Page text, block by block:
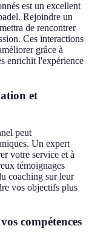
est un excellent
Rejoindre un
de rencontrer
Ces interactions
grâce à
enrichit l'expérience
et
peut
Un expert
votre service et à
témoignages
coaching sur leur
vos objectifs plus
compétences